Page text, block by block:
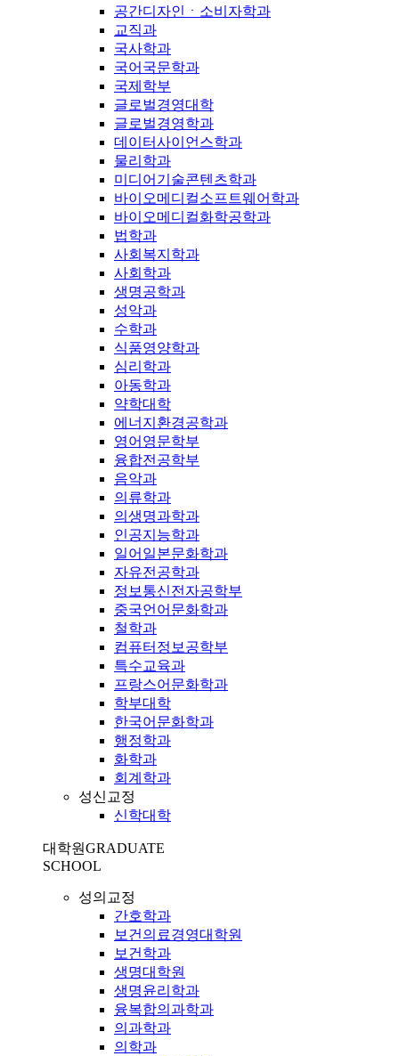
공간디자인ㆍ소비자학과
교직과
국사학과
국어국문학과
국제학부
글로벌경영대학
글로벌경영학과
데이터사이언스학과
물리학과
미디어기술콘텐츠학과
바이오메디컬소프트웨어학과
바이오메디컬화학공학과
법학과
사회복지학과
사회학과
생명공학과
성악과
수학과
식품영양학과
심리학과
아동학과
약학대학
에너지환경공학과
영어영문학부
융합전공학부
음악과
의류학과
의생명과학과
인공지능학과
일어일본문화학과
자유전공학과
정보통신전자공학부
중국언어문화학과
철학과
컴퓨터정보공학부
특수교육과
프랑스어문화학과
학부대학
한국어문화학과
행정학과
화학과
회계학과
성신교정
신학대학
대학원GRADUATE
SCHOOL
성의교정
간호학과
보건의료경영대학원
보건학과
생명대학원
생명윤리학과
융복합의과학과
의과학과
의학과